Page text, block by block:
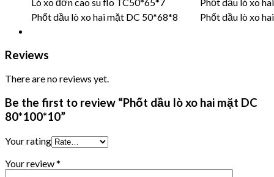
Phốt dầu lò xo hai mặt DC 50*68*8
Phốt dầu lò xo
Reviews
There are no reviews yet.
Be the first to review “Phốt dầu lò xo hai mặt DC
80*100*10”
Your rating
Your review*